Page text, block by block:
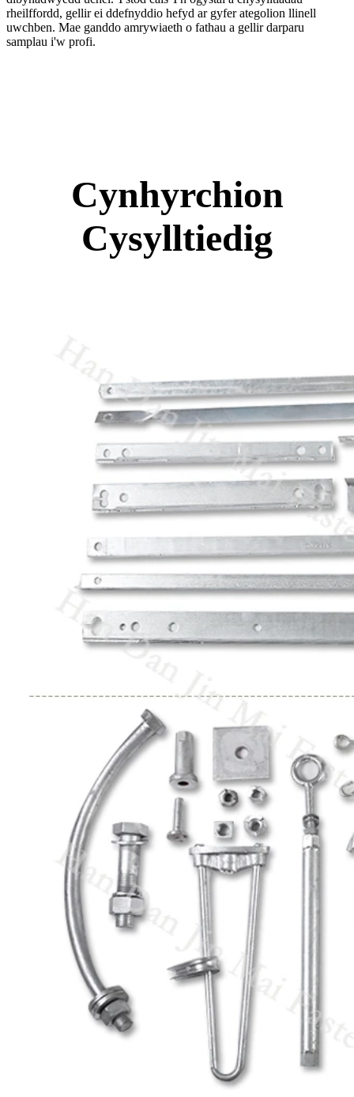
rheilffordd, gellir ei ddefnyddio hefyd ar gyfer ategolion llinell
uwchben. Mae ganddo amrywiaeth o fathau a gellir darparu
samplau i'w profi.
Cynhyrchion
Cysylltiedig